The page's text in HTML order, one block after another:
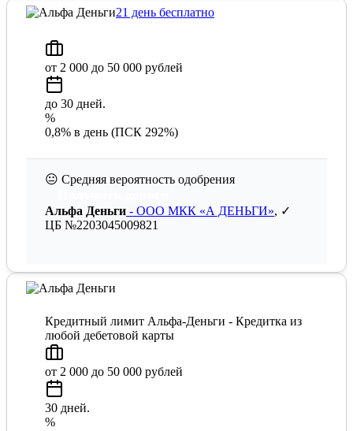
21 день бесплатно
от 2 000 до 50 000 рублей
до 30 дней.
%
0,8% в день (ПСК 292%)
😐 Средняя вероятность одобрения
Альфа Деньги - ООО МКК «А ДЕНЬГИ», ✓
ЦБ №2203045009821
Кредитный лимит Альфа-Деньги - Кредитка из
любой дебетовой карты
от 2 000 до 50 000 рублей
30 дней.
%